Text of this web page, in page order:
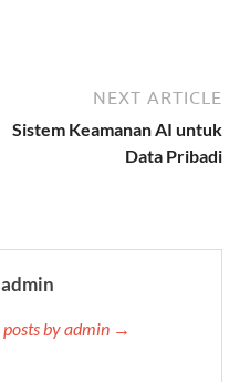
NEXT ARTICLE
Sistem Keamanan AI untuk
Data Pribadi
posts by admin →